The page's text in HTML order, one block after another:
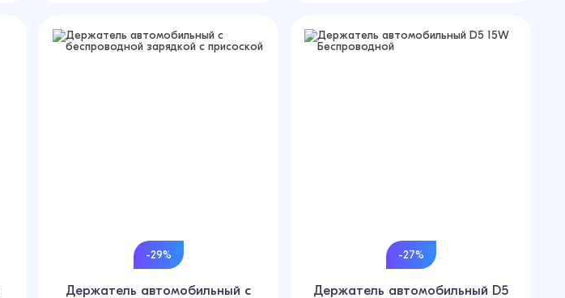
-29%
Держатель автомобильный с
-27%
Держатель автомобильный D5